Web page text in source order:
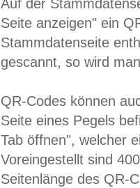
Auf der
Seite anzeigen" ein
Stammdatenseite
gescannt, so wird
QR-Codes können
Seite eines Pegels
Tab öffnen", welcher
Voreingestellt sind
Seitenlänge des QR-